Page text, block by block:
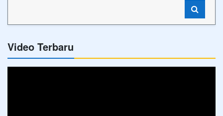
Video Terbaru